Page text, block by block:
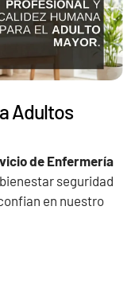
Adultos
de Enfermería
seguridad
en nuestro